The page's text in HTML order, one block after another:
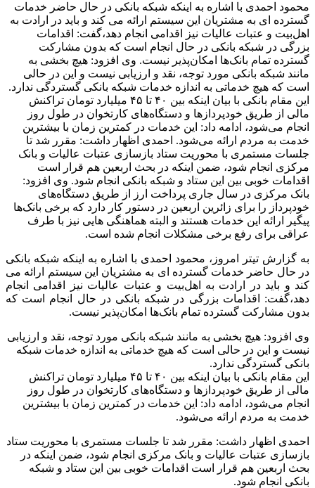
محمود احمدی با اشاره به اینکه شبکه بانکی در حال حاضر خدمات
گسترده ای به مشتریان این سیستم ارائه می کند و باید در ارادت به
اهل‌بیت و عتبات عالیات نیز اقدامی انجام دهد،گفت: اقدامات
بزرگی در شبکه بانکی در حال انجام است که بدون مشارکت
گسترده تمام بانک‌ها امکان‌پذیر نیست. وی افزود: هیچ بخشی به‌
مانند شبکه بانکی مورد توجه، نقد و ارزیابی نیست و این در حالی
است که هیچ خدماتی به‌ اندازه خدمات شبکه بانکی گستردگی ندارد.
این مقام بانکی با بیان اینکه بین ۴۰ تا ۴۵ میلیارد تومان تراکنش
مالی از طریق خودپردازها و دستگاه‌های کارتخوان در طول روز
انجام می‌شود، ادامه داد: این خدمات در کمترین زمان با بیشترین
خدمت به مردم ارائه می‌شود. احمدی اظهار داشت: مقرر شد تا
جلسات مستمری با محوریت ستاد بازسازی عتبات عالیات و بانک
مرکزی انجام شود، ضمن اینکه در بحث اربعین هم قرار است
اقدامات خوبی بین این ستاد و شبکه بانکی انجام شود. وی افزود:
بانک مرکزی در سال جاری پرداخت ارز از طریق دستگاه‌های
خودپرداز را برای زائرین اربعین در دستور کار دارد که برخی بانک‌ها
پیگیر ارائه این خدمات هستند و البته هماهنگی هایی نیز با طرف
عراقی برای رفع برخی مشکلات انجام شده است.
به گزارش تیتر امروز، محمود احمدی با اشاره به اینکه شبکه بانکی
در حال حاضر خدمات گسترده ای به مشتریان این سیستم ارائه می
کند و باید در ارادت به اهل‌بیت و عتبات عالیات نیز اقدامی انجام
دهد،گفت: اقدامات بزرگی در شبکه بانکی در حال انجام است که
بدون مشارکت گسترده تمام بانک‌ها امکان‌پذیر نیست.
وی افزود: هیچ بخشی به‌ مانند شبکه بانکی مورد توجه، نقد و ارزیابی
نیست و این در حالی است که هیچ خدماتی به‌ اندازه خدمات شبکه
بانکی گستردگی ندارد.
این مقام بانکی با بیان اینکه بین ۴۰ تا ۴۵ میلیارد تومان تراکنش
مالی از طریق خودپردازها و دستگاه‌های کارتخوان در طول روز
انجام می‌شود، ادامه داد: این خدمات در کمترین زمان با بیشترین
خدمت به مردم ارائه می‌شود.
احمدی اظهار داشت: مقرر شد تا جلسات مستمری با محوریت ستاد
بازسازی عتبات عالیات و بانک مرکزی انجام شود، ضمن اینکه در
بحث اربعین هم قرار است اقدامات خوبی بین این ستاد و شبکه
بانکی انجام شود.